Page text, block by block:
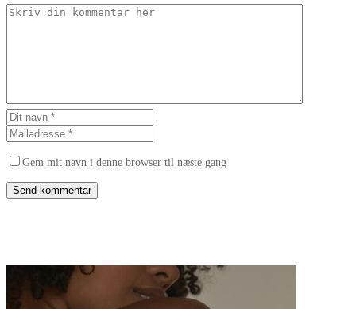
Gem mit navn i denne browser til næste gang